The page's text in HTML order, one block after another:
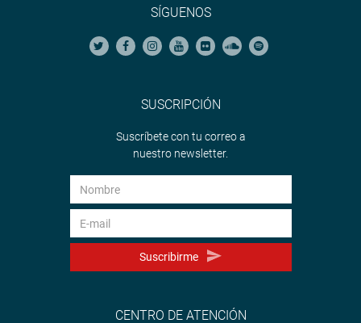
SÍGUENOS
SUSCRIPCIÓN
Suscríbete con tu correo a
nuestro newsletter.
Suscribirme
CENTRO DE ATENCIÓN